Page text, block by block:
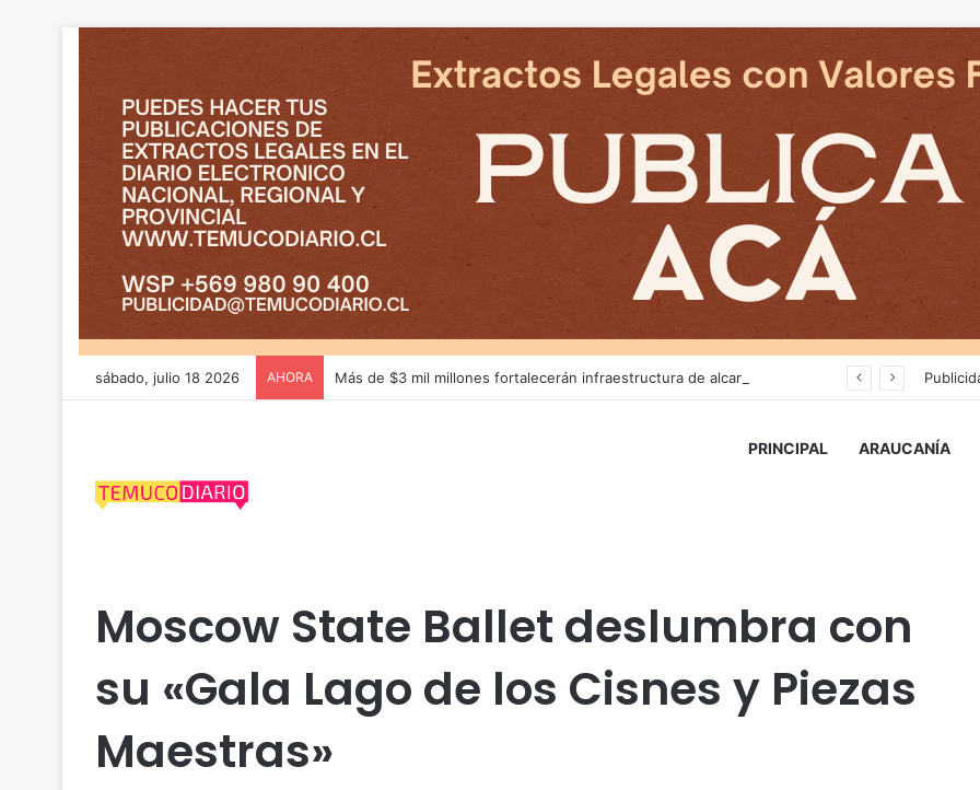
sábado, julio 18 2026 AHORA
PRINCIPAL ARAUCANÍA
Moscow State Ballet deslumbra con
su «Gala Lago de los Cisnes y Piezas
Maestras»